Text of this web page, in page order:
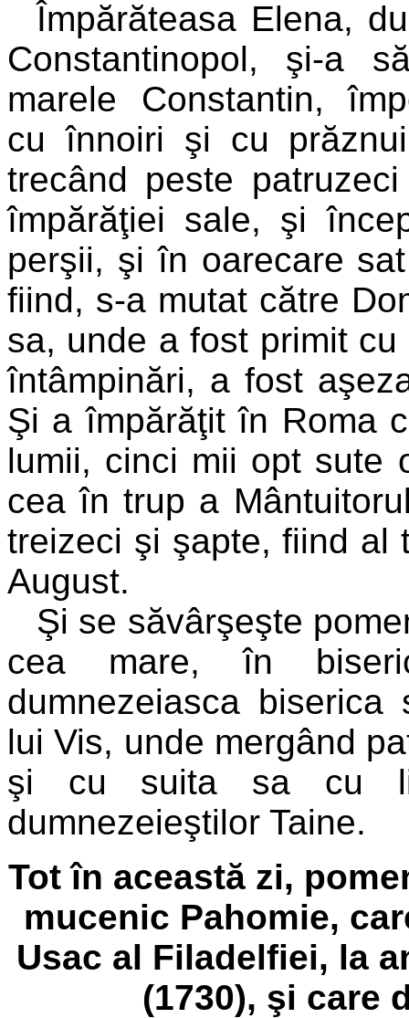
Împărăteasa Elena,
Constantinopol, şi-a
marele Constantin,
cu înnoiri şi cu
trecând peste
împărăţiei sale, şi
perşii, şi în oarecare
fiind, s-a mutat către
sa, unde a fost primit
întâmpinări, a fost
Şi a împărăţit în Roma
lumii, cinci mii opt sute
cea în trup a
treizeci şi şapte, fiind al
August.
Şi se săvârşeşte
cea mare, în
dumnezeiasca
lui Vis, unde mergând
şi cu suita sa cu
dumnezeieştilor Taine.
Tot în această zi,
mucenic Pahomie,
Usac al Filadelfiei, la
(1730), şi care